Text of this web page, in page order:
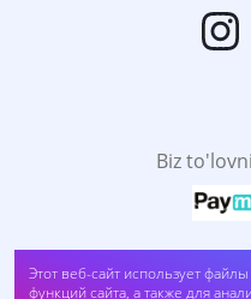
Этот веб-сайт использует
функций сайта, а также для
Biz
O'Z-O'ZI